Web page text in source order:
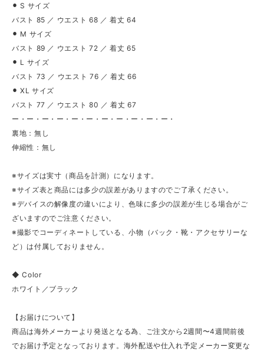
⚫︎ S サイズ
バスト 85 ／ ウエスト 68 ／ 着丈 64
⚫︎ M サイズ
バスト 89 ／ ウエスト 72 ／ 着丈 65
⚫︎ L サイズ
バスト 73 ／ ウエスト 76 ／ 着丈 66
⚫︎ XL サイズ
バスト 77 ／ ウエスト 80 ／ 着丈 67
ー・ー・ー・ー・ー・ー・ー・ー・ー・ー・ー・
裏地：無し
伸縮性：無し
※サイズは実寸（商品を計測）になります。
※サイズ表と商品には多少の誤差がありますのでご了承ください。
※デバイスの解像度の違いにより、色味に多少の誤差が生じる場合がご
ざいますのでご注意ください。
※撮影でコーディネートしている、小物（バック・靴・アクセサリーな
ど）は付属しておりません。
◆ Color
ホワイト／ブラック
【お届けについて】
商品は海外メーカーより発送となる為、ご注文から2週間〜4週間前後
でお届け予定となっております。海外配送や仕入れ予定メーカー変更な